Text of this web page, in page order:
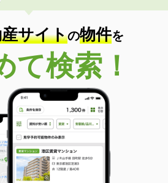
サイトの物件を
て検索！